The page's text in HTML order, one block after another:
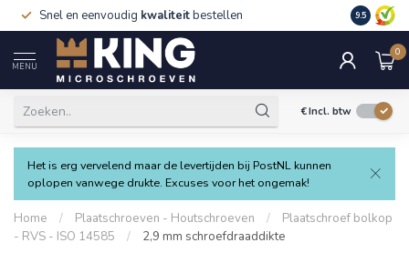
Snel en eenvoudig kwaliteitbestellen 9.5
MENU
0
€Incl. btw
Het is erg vervelend maar de levertijden bij PostNL kunnen
oplopen vanwege drukte. Excuses voor het ongemak!
Home / Plaatschroeven - Houtschroeven /
Plaatschroef bolkop
- RVS - ISO 14585
/ 2,9 mm schroefdraaddikte